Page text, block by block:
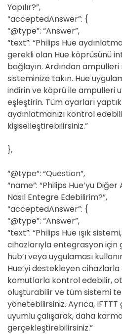
Yapılır?”,
“acceptedAnswer”: {
“@type”: “Answer”,
“text”: “Philips Hue
gerekli olan Hue köprüsünü
bağlayın. Ardından
sisteminize takın. Hue
indirin ve köprü ile ampulleri
eşleştirin. Tüm ayarları
aydınlatmanızı kontrol
kişiselleştirebilirsiniz.”
},
“@type”: “Question”,
“name”: “Philips Hue’yu Diğer
Nasıl Entegre Edebilirim?”,
“acceptedAnswer”: {
“@type”: “Answer”,
“text”: “Philips Hue ışık
cihazlarıyla entegrasyon için
hub’ı veya uygulaması
Hue’yi destekleyen
komutlarla kontrol edebilir,
oluşturabilir ve tüm sistemi
yönetebilirsiniz. Ayrıca,
uyumlu çalışarak, daha
gerçekleştirebilirsiniz.”